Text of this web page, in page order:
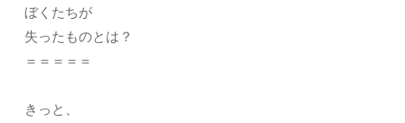
ぼくたちが
失ったものとは？
＝＝＝＝＝
きっと、